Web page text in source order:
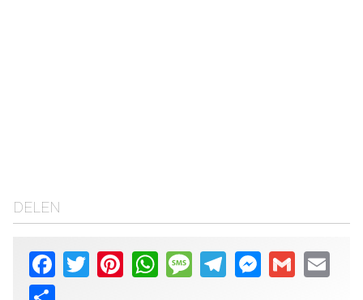
DELEN
Facebook
Twitter PinterestWhatsAppMessageTelegramMessenger
Gmail Email
Share